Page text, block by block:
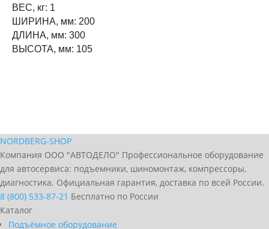
ВЕС, кг: 1
ШИРИНА, мм: 200
ДЛИНА, мм: 300
ВЫСОТА, мм: 105
NORDBERG-SHOP
Компания ООО "АВТОДЕЛО" Профессиональное оборудование
для автосервиса: подъемники, шиномонтаж, компрессоры,
диагностика. Официальная гарантия, доставка по всей России.
8 (800) 533-87-21 Бесплатно по России
Каталог
Подъёмное оборудование